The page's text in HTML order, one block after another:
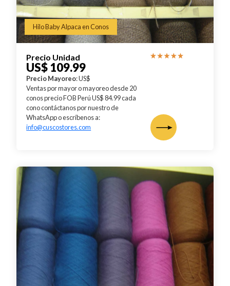
Hilo Baby Alpaca en Conos
Precio Unidad
US$ 109.99
Precio Mayoreo: US$
Ventas por mayor o mayoreo desde 20
conos precio FOB Perú US$ 84.99 cada
cono contáctanos por nuestro de
WhatsApp o escríbenos a:
info@cuscostores.com